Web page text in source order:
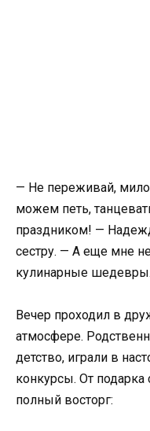
— Не переживай,
можем петь,
праздником! —
сестру. — А еще мне
кулинарные шедевры.
Вечер проходил в
атмосфере.
детство, играли в
конкурсы. От
полный восторг: